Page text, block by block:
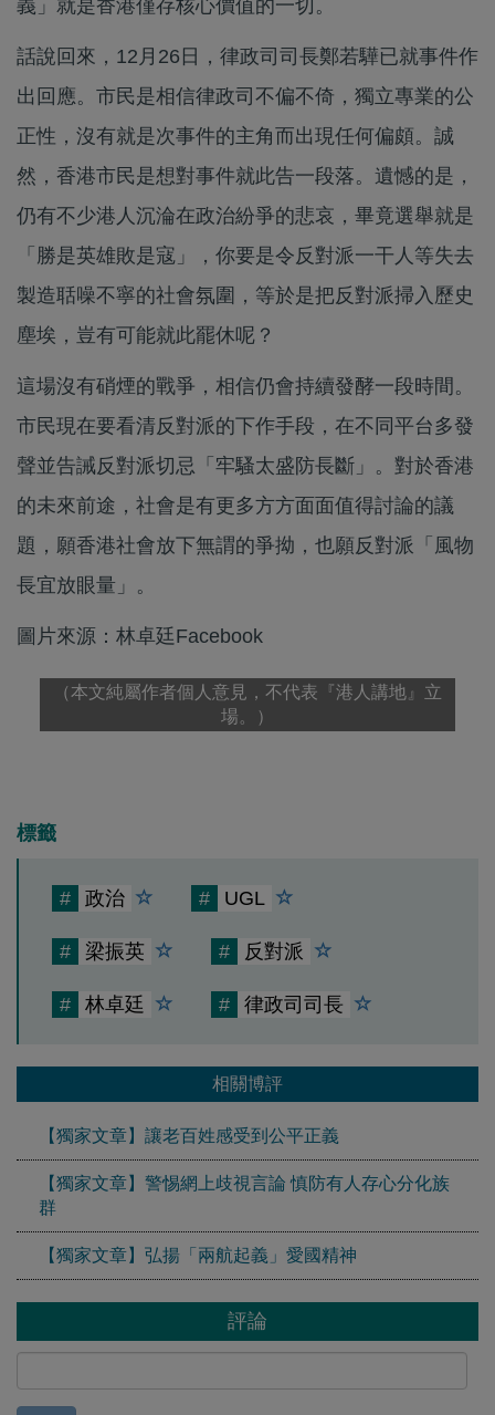
義」就是香港僅存核心價值的一切。
話說回來，12月26日，律政司司長鄭若驊已就事件作
出回應。市民是相信律政司不偏不倚，獨立專業的公
正性，沒有就是次事件的主角而出現任何偏頗。誠
然，香港市民是想對事件就此告一段落。遺憾的是，
仍有不少港人沉淪在政治紛爭的悲哀，畢竟選舉就是
「勝是英雄敗是寇」，你要是令反對派一干人等失去
製造聒噪不寧的社會氛圍，等於是把反對派掃入歷史
塵埃，豈有可能就此罷休呢？
這場沒有硝煙的戰爭，相信仍會持續發酵一段時間。
市民現在要看清反對派的下作手段，在不同平台多發
聲並告誡反對派切忌「牢騷太盛防長斷」。對於香港
的未來前途，社會是有更多方方面面值得討論的議
題，願香港社會放下無謂的爭拗，也願反對派「風物
長宜放眼量」。
圖片來源：林卓廷Facebook
（本文純屬作者個人意見，不代表『港人講地』立
場。）
標籤
# 政治 # UGL
# 梁振英 # 反對派
# 林卓廷 # 律政司司長
相關博評
【獨家文章】讓老百姓感受到公平正義
【獨家文章】警惕網上歧視言論 慎防有人存心分化族
群
【獨家文章】弘揚「兩航起義」愛國精神
評論